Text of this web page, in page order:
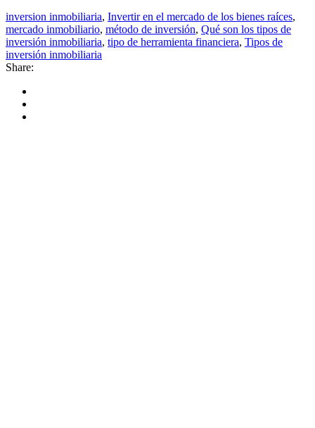
inversion inmobiliaria, Invertir en el mercado de los bienes raíces,
mercado inmobiliario, método de inversión, Qué son los tipos de
inversión inmobiliaria, tipo de herramienta financiera, Tipos de
inversión inmobiliaria
Share: